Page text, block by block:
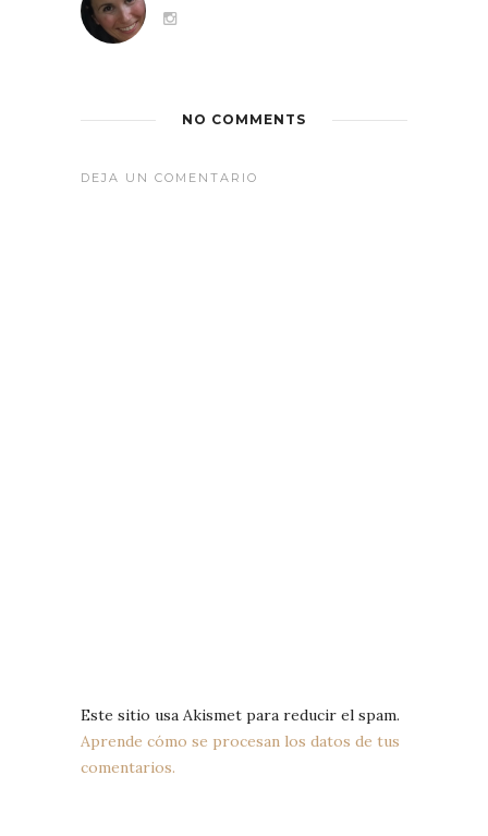
NO COMMENTS
DEJA UN COMENTARIO
Este sitio usa Akismet para reducir el spam.
Aprende cómo se procesan los datos de tus
comentarios.